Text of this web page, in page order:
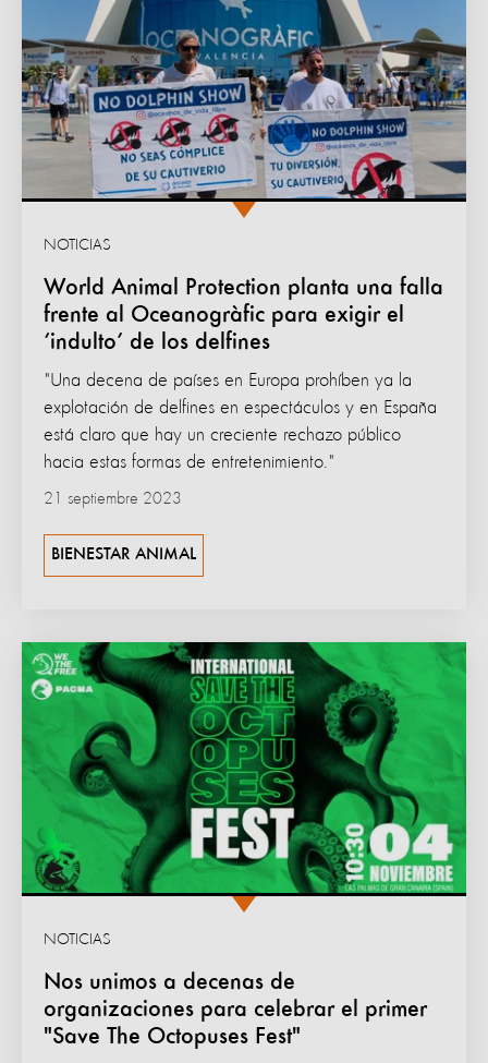
World Animal Protection planta una falla
frente al Oceanogràfic para exigir el
‘indulto’ de los delfines
NOTICIAS
"Una decena de países en Europa prohíben ya la
explotación de delfines en espectáculos y en España
está claro que hay un creciente rechazo público
hacia estas formas de entretenimiento."
21 septiembre 2023
BIENESTAR ANIMAL
Nos unimos a decenas de
organizaciones para celebrar el primer
"Save The Octopuses Fest"
NOTICIAS